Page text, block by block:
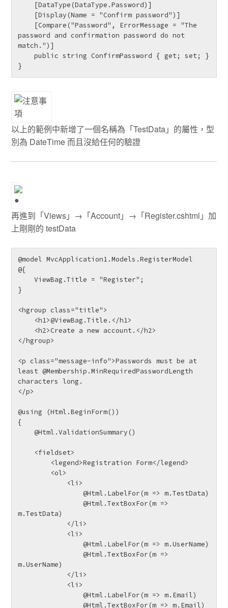
password and confirmation password do not
match.")]
    public string ConfirmPassword { get; set; }
}
以上的範例中新增了一個名稱為「TestData」的屬性，型
別為 DateTime 而且沒給任何的驗證
再進到「Views」→「Account」→「Register.cshtml」加
上剛剛的 testData
@model MvcApplication1.Models.RegisterModel
@{
    ViewBag.Title = "Register";
}
<hgroup class="title">
</hgroup>
<p class="message-info">Passwords must be at
least @Membership.MinRequiredPasswordLength
characters long.
</p>
@using (Html.BeginForm())
{
m.TestData)
m.UserName)